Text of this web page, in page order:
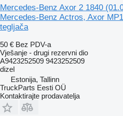
Mercedes-Benz Axor 2 1840
Mercedes-Benz Actros, Axor
tegljača
50 € Bez PDV-a
Vješanje - drugi rezervni dio
A9423252509 9423252509
dizel
Estonija, Tallinn
TruckParts Eesti OÜ
Kontaktirajte prodavatelja